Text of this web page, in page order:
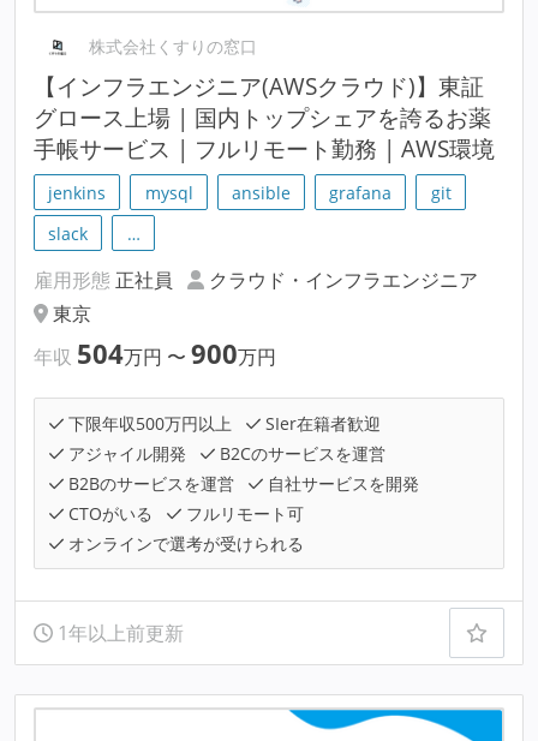
株式会社くすりの窓口
【インフラエンジニア(AWSクラウド)】東証
グロース上場 | 国内トップシェアを誇るお薬
手帳サービス | フルリモート勤務 | AWS環境
jenkins mysql ansible grafana
git
slack
…
雇用形態 正社員
クラウド・インフラエンジニア
東京
年収 504万円 〜 900万円
下限年収500万円以上
SIer在籍者歓迎
アジャイル開発
B2Cのサービスを運営
B2Bのサービスを運営
自社サービスを開発
CTOがいる
フルリモート可
オンラインで選考が受けられる
1年以上前更新